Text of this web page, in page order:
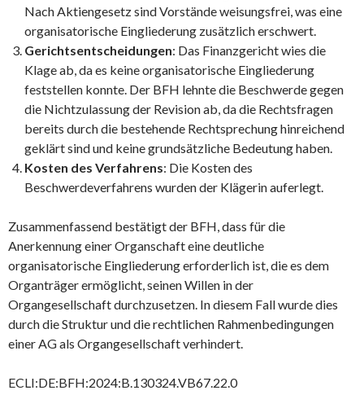
Nach Aktiengesetz sind Vorstände weisungsfrei, was eine
organisatorische Eingliederung zusätzlich erschwert.
Gerichtsentscheidungen: Das Finanzgericht wies die
Klage ab, da es keine organisatorische Eingliederung
feststellen konnte. Der BFH lehnte die Beschwerde gegen
die Nichtzulassung der Revision ab, da die Rechtsfragen
bereits durch die bestehende Rechtsprechung hinreichend
geklärt sind und keine grundsätzliche Bedeutung haben.
Kosten des Verfahrens: Die Kosten des
Beschwerdeverfahrens wurden der Klägerin auferlegt.
Zusammenfassend bestätigt der BFH, dass für die
Anerkennung einer Organschaft eine deutliche
organisatorische Eingliederung erforderlich ist, die es dem
Organträger ermöglicht, seinen Willen in der
Organgesellschaft durchzusetzen. In diesem Fall wurde dies
durch die Struktur und die rechtlichen Rahmenbedingungen
einer AG als Organgesellschaft verhindert.
ECLI:DE:BFH:2024:B.130324.VB67.22.0